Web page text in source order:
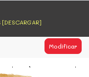
mejores productos de
de productores
[DESCARGAR]
Modificar
ARRÒS I CEREALS